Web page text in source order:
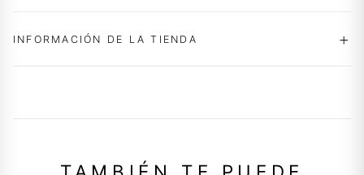
INFORMACIÓN DE LA TIENDA